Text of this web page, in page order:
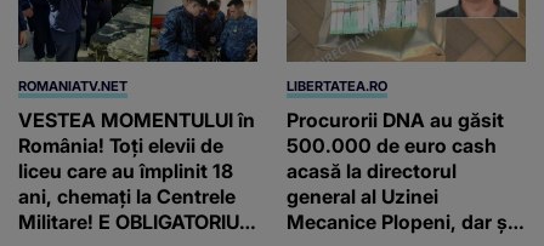
ROMANIATV.NET
VESTEA MOMENTULUI în
România! Toți elevii de
liceu care au împlinit 18
ani, chemați la Centrele
Militare! E OBLIGATORIU.
LIBERTATEA.RO
Procurorii DNA au găsit
500.000 de euro cash
acasă la directorul
general al Uzinei
Mecanice Plopeni, dar și